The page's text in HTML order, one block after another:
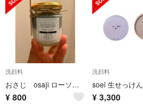
洗顔料
おさじ osaji ローソープ石鹸 フェイス用
¥ 800
洗顔料
soel 生せっけん
¥ 3,300